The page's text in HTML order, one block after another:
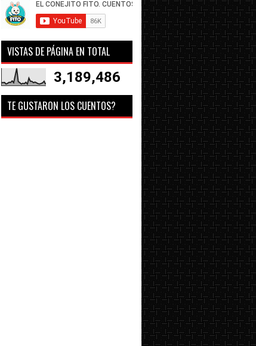
VISTAS DE PÁGINA EN TOTAL
3,189,486
TE GUSTARON LOS CUENTOS?